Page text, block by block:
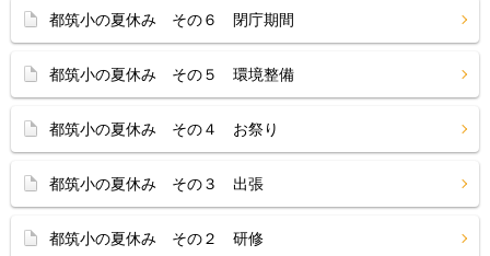
都筑小の夏休み その６ 閉庁期間
都筑小の夏休み その５ 環境整備
都筑小の夏休み その４ お祭り
都筑小の夏休み その３ 出張
都筑小の夏休み その２ 研修